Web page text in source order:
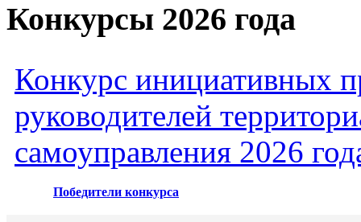
Конкурсы 2026 года
Конкурс инициативных
руководителей
самоуправления 2026
Победители конкурса